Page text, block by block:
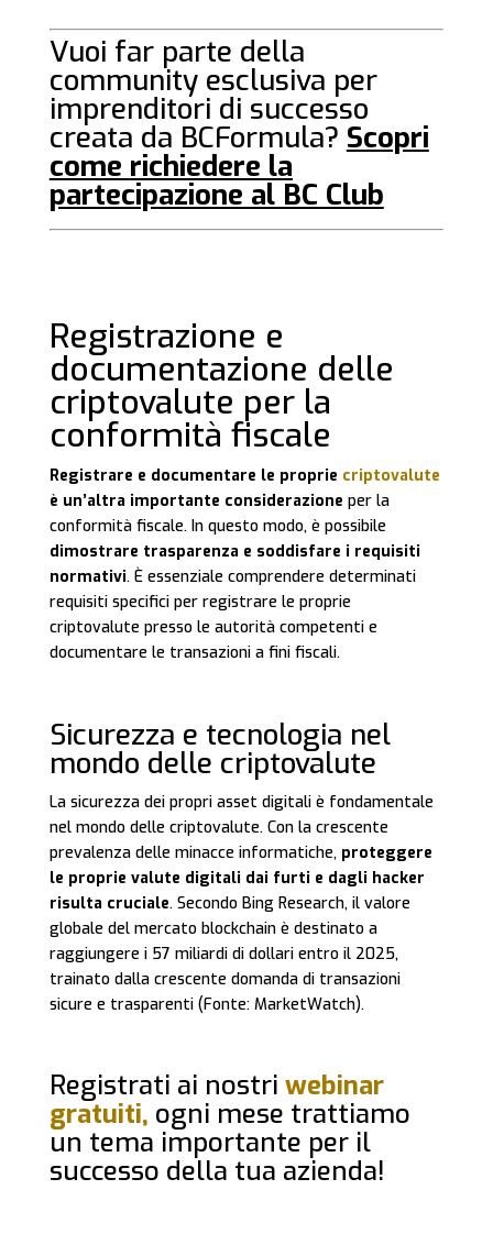
Vuoi far parte della
community esclusiva per
imprenditori di successo
creata da BCFormula? Scopri
come richiedere la
partecipazione al BC Club
Registrazione e
documentazione delle
criptovalute per la
conformità fiscale
Registrare e documentare le proprie criptovalute
è un’altra importante considerazione per la
conformità fiscale. In questo modo, è possibile
dimostrare trasparenza e soddisfare i requisiti
normativi. È essenziale comprendere determinati
requisiti specifici per registrare le proprie
criptovalute presso le autorità competenti e
documentare le transazioni a fini fiscali.
Sicurezza e tecnologia nel
mondo delle criptovalute
La sicurezza dei propri asset digitali è fondamentale
nel mondo delle criptovalute. Con la crescente
prevalenza delle minacce informatiche, proteggere
le proprie valute digitali dai furti e dagli hacker
risulta cruciale. Secondo Bing Research, il valore
globale del mercato blockchain è destinato a
raggiungere i 57 miliardi di dollari entro il 2025,
trainato dalla crescente domanda di transazioni
sicure e trasparenti (Fonte: MarketWatch).
Registrati ai nostri webinar
gratuiti, ogni mese trattiamo
un tema importante per il
successo della tua azienda!